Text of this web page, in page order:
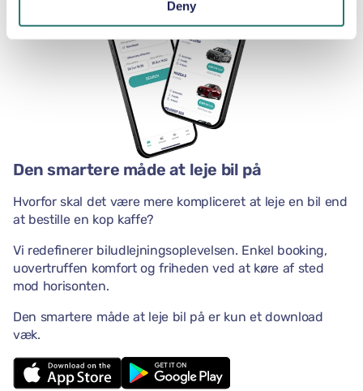
Deny
Den smartere måde at leje bil på
Hvorfor skal det være mere kompliceret at leje en bil end
at bestille en kop kaffe?
Vi redefinerer biludlejningsoplevelsen. Enkel booking,
uovertruffen komfort og friheden ved at køre af sted
mod horisonten.
Den smartere måde at leje bil på er kun et download
væk.